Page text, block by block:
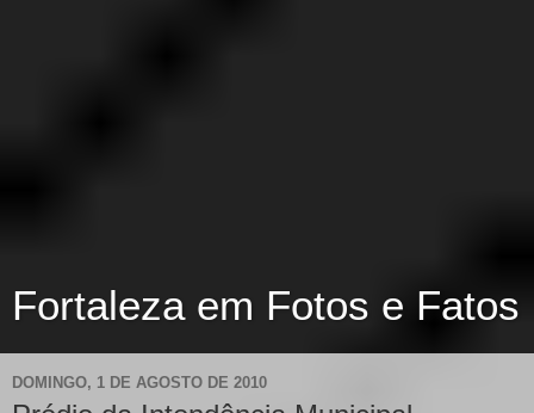
Fortaleza em Fotos e Fatos
DOMINGO, 1 DE AGOSTO DE 2010